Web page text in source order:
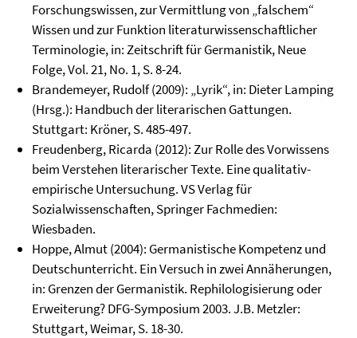
Forschungswissen, zur Vermittlung von „falschem“
Wissen und zur Funktion literaturwissenschaftlicher
Terminologie, in: Zeitschrift für Germanistik, Neue
Folge, Vol. 21, No. 1, S. 8-24.
Brandemeyer, Rudolf (2009): „Lyrik“, in: Dieter Lamping
(Hrsg.): Handbuch der literarischen Gattungen.
Stuttgart: Kröner, S. 485-497.
Freudenberg, Ricarda (2012): Zur Rolle des Vorwissens
beim Verstehen literarischer Texte. Eine qualitativ-
empirische Untersuchung. VS Verlag für
Sozialwissenschaften, Springer Fachmedien:
Wiesbaden.
Hoppe, Almut (2004): Germanistische Kompetenz und
Deutschunterricht. Ein Versuch in zwei Annäherungen,
in: Grenzen der Germanistik. Rephilologisierung oder
Erweiterung? DFG-Symposium 2003. J.B. Metzler:
Stuttgart, Weimar, S. 18-30.